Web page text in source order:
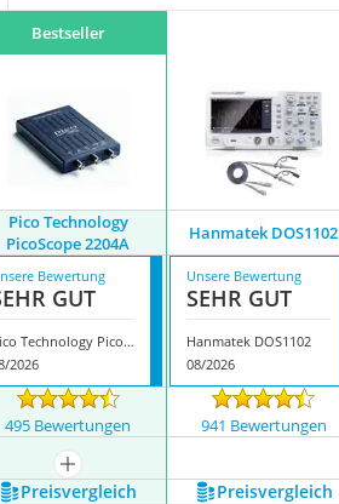
Bestseller
Pico Technology
PicoScope 2204A
Hanmatek DOS1102
Bewertung
GUT
Pico Technology PicoScope 2204A
2026
Unsere Bewertung
SEHR GUT
Hanmatek DOS1102
08/2026
495 Bewertungen 941 Bewertungen
mehr anzeigen
Preis­vergleich Preis­vergleich